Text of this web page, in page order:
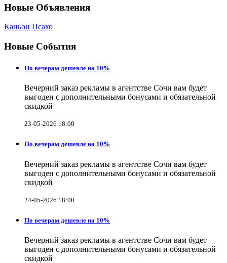
Новые Объявления
Каньон Псахо
Новые События
По вечерам дешевле на 10%
Вечерний заказ рекламы в агентстве Сочи вам будет
выгоден с дополнительными бонусами и обязательной
скидкой
23-05-2026 18:00
По вечерам дешевле на 10%
Вечерний заказ рекламы в агентстве Сочи вам будет
выгоден с дополнительными бонусами и обязательной
скидкой
24-05-2026 18:00
По вечерам дешевле на 10%
Вечерний заказ рекламы в агентстве Сочи вам будет
выгоден с дополнительными бонусами и обязательной
скидкой